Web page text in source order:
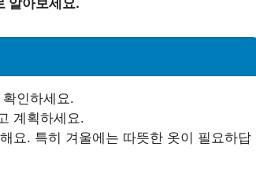
인하세요.
계획하세요.
요. 특히 겨울에는 따뜻한 옷이 필요하답